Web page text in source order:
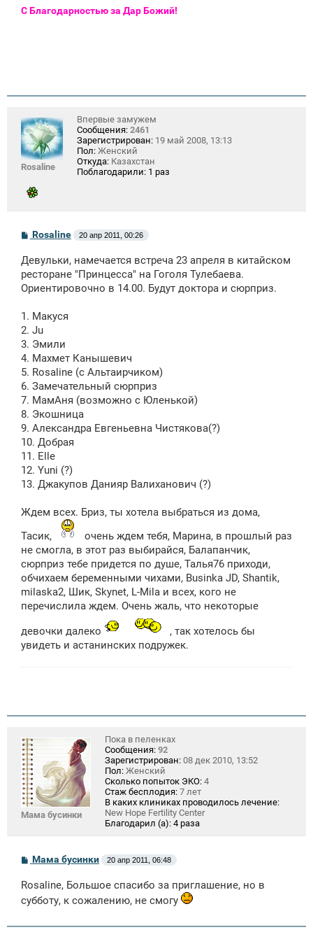
С Благодарностью за Дар Божий!
Rosaline
Впервые замужем
Сообщения: 2461
Зарегистрирован: 19 май 2008, 13:13
Пол: Женский
Откуда: Казахстан
Поблагодарили: 1 раз
С
о
б
щ
н
е
Rosaline 20 апр 2011, 00:26
Девульки, намечается встреча 23 апреля в китайском
ресторане "Принцесса" на Гоголя Тулебаева.
Ориентировочно в 14.00. Будут доктора и сюрприз.
1. Макуся
2. Ju
3. Эмили
4. Махмет Канышевич
5. Rosaline (с Альтаирчиком)
6. Замечательный сюрприз
7. МамАня (возможно с Юленькой)
8. Экошница
9. Александра Евгеньевна Чистякова(?)
10. Добрая
11. Elle
12. Yuni (?)
13. Джакупов Данияр Валиханович (?)
Ждем всех. Бриз, ты хотела выбраться из дома,
Тасик,
очень ждем тебя, Марина, в прошлый раз
не смогла, в этот раз выбирайся, Балапанчик,
сюрприз тебе придется по душе, Талья76 приходи,
обчихаем беременными чихами, Businka JD, Shantik,
milaska2, Шик, Skynet, L-Mila и всех, кого не
перечислила ждем. Очень жаль, что некоторые
девочки далеко
, так хотелось бы
увидеть и астанинских подружек.
Мама бусинки
Пока в пеленках
Сообщения: 92
Зарегистрирован: 08 дек 2010, 13:52
Пол: Женский
Сколько попыток ЭКО: 4
Стаж бесплодия: 7 лет
В каких клиниках проводилось лечение:
New Hope Fertility Center
Благодарил (а): 4 раза
С
о
б
щ
е
и
Мама бусинки 20 апр 2011, 06:48
Rosaline, Большое спасибо за приглашение, но в
субботу, к сожалению, не смогу